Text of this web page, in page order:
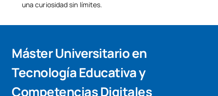
una curiosidad sin límites.
Máster Universitario en
Tecnología Educativa y
Competencias Digitales